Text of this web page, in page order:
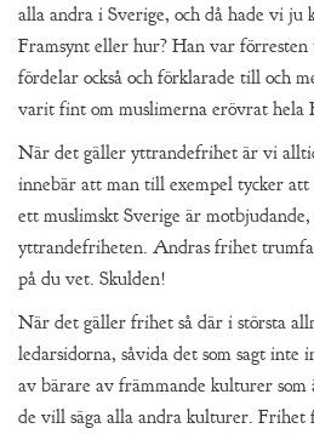
alla andra i Sverige, och då hade vi ju
Framsynt eller hur? Han var
fördelar också och förklarade till och
varit fint om muslimerna erövrat hela
När det gäller yttrandefrihet är vi
innebär att man till exempel tycker
ett muslimskt Sverige är
yttrandefriheten. Andras frihet
på du vet. Skulden!
När det gäller frihet så där i största
ledarsidorna, såvida det som sagt inte
av bärare av främmande kulturer som
de vill säga alla andra kulturer.